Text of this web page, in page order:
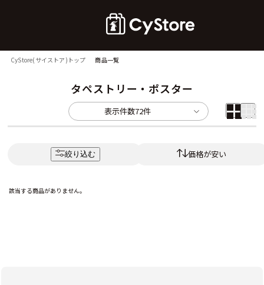
CyStore(サイストア)トップ 商品一覧
タペストリー・ポスター
表示件数72件
絞り込む 価格が安い
該当する商品がありません。